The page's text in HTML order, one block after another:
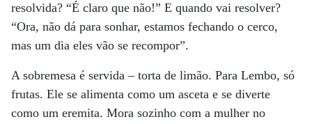
resolvida? “É claro que não!” E quando vai resolver?
“Ora, não dá para sonhar, estamos fechando o cerco,
mas um dia eles vão se recompor”.
A sobremesa é servida – torta de limão. Para Lembo, só
frutas. Ele se alimenta como um asceta e se diverte
como um eremita. Mora sozinho com a mulher no